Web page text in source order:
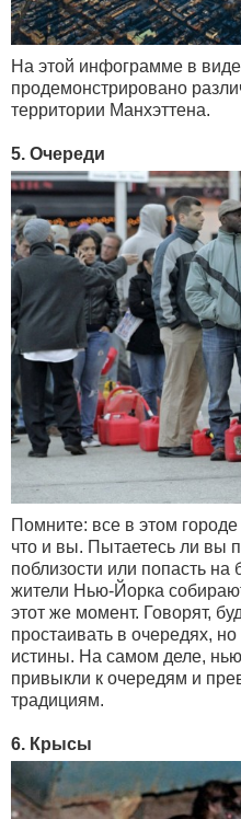
На этой инфограмме в
продемонстрировано
территории Манхэттена.
5. Очереди
Помните: все в этом
что и вы. Пытаетесь ли вы
поблизости или попасть на
жители Нью-Йорка
этот же момент. Говорят,
простаивать в очередях,
истины. На самом деле,
привыкли к очередям и
традициям.
6. Крысы